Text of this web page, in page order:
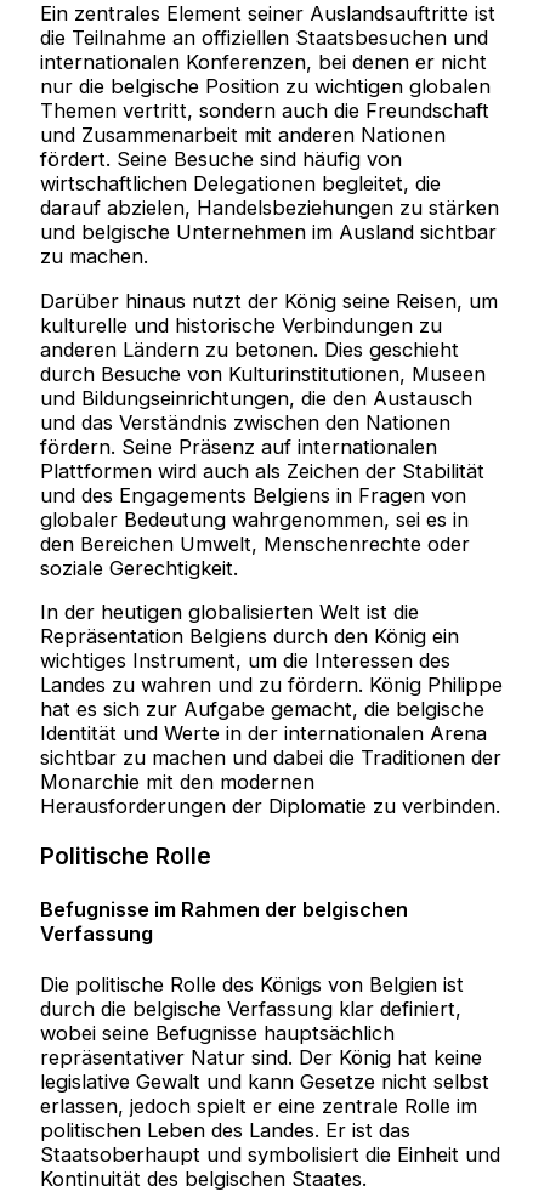
Ein zentrales Element seiner Auslandsauftritte ist
die Teilnahme an offiziellen Staatsbesuchen und
internationalen Konferenzen, bei denen er nicht
nur die belgische Position zu wichtigen globalen
Themen vertritt, sondern auch die Freundschaft
und Zusammenarbeit mit anderen Nationen
fördert. Seine Besuche sind häufig von
wirtschaftlichen Delegationen begleitet, die
darauf abzielen, Handelsbeziehungen zu stärken
und belgische Unternehmen im Ausland sichtbar
zu machen.
Darüber hinaus nutzt der König seine Reisen, um
kulturelle und historische Verbindungen zu
anderen Ländern zu betonen. Dies geschieht
durch Besuche von Kulturinstitutionen, Museen
und Bildungseinrichtungen, die den Austausch
und das Verständnis zwischen den Nationen
fördern. Seine Präsenz auf internationalen
Plattformen wird auch als Zeichen der Stabilität
und des Engagements Belgiens in Fragen von
globaler Bedeutung wahrgenommen, sei es in
den Bereichen Umwelt, Menschenrechte oder
soziale Gerechtigkeit.
In der heutigen globalisierten Welt ist die
Repräsentation Belgiens durch den König ein
wichtiges Instrument, um die Interessen des
Landes zu wahren und zu fördern. König Philippe
hat es sich zur Aufgabe gemacht, die belgische
Identität und Werte in der internationalen Arena
sichtbar zu machen und dabei die Traditionen der
Monarchie mit den modernen
Herausforderungen der Diplomatie zu verbinden.
Politische Rolle
Befugnisse im Rahmen der belgischen
Verfassung
Die politische Rolle des Königs von Belgien ist
durch die belgische Verfassung klar definiert,
wobei seine Befugnisse hauptsächlich
repräsentativer Natur sind. Der König hat keine
legislative Gewalt und kann Gesetze nicht selbst
erlassen, jedoch spielt er eine zentrale Rolle im
politischen Leben des Landes. Er ist das
Staatsoberhaupt und symbolisiert die Einheit und
Kontinuität des belgischen Staates.